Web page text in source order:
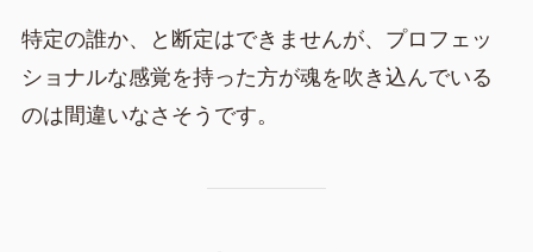
特定の誰か、と断定はできませんが、プロフェッ
ショナルな感覚を持った方が魂を吹き込んでいる
のは間違いなさそうです。